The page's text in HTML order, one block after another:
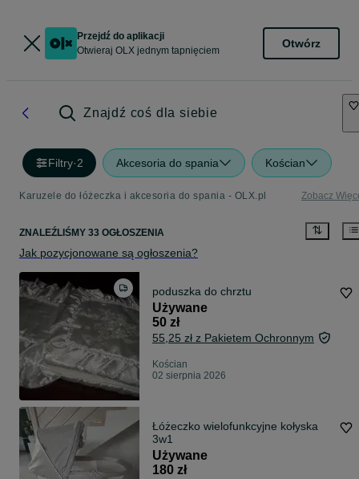
Przejdź do aplikacji
Otwieraj OLX jednym tapnięciem
Otwórz
Znajdź coś dla siebie
Filtry·2 Akcesoria do spania Kościan
Karuzele do łóżeczka i akcesoria do spania - OLX.pl Zobacz
ZNALEŹLIŚMY 33 OGŁOSZENIA
Jak pozycjonowane są ogłoszenia?
poduszka do chrztu
Używane
50 zł
55,25 zł z Pakietem Ochronnym
Kościan
02 sierpnia 2026
Łóżeczko wielofunkcyjne kołyska
3w1
Używane
180 zł